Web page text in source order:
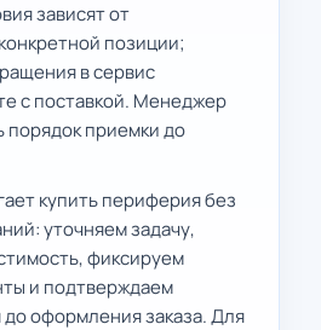
зависят от
позиции;
в сервис
с поставкой. Менеджер
порядок приемки до
купить периферия без
уточняем задачу,
фиксируем
и подтверждаем
до оформления заказа. Для